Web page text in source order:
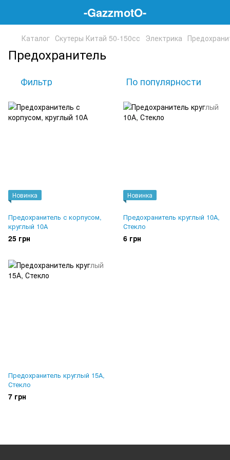
-GazzmotO-
Каталог Скутеры Китай 50-150сс Электрика
Предохранитель
Фильтр По популярности
Новинка
Предохранитель с корпусом,
круглый 10А
25 грн
Новинка
Предохранитель круглый 10А,
Стекло
6 грн
Предохранитель круглый 15А,
Стекло
7 грн